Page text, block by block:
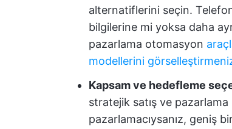
alternatiflerini seçin.
bilgilerine mi yoksa daha
pazarlama otomasyon
modellerini
Kapsam ve hedefleme
stratejik satış ve
pazarlamacıysanız, geniş